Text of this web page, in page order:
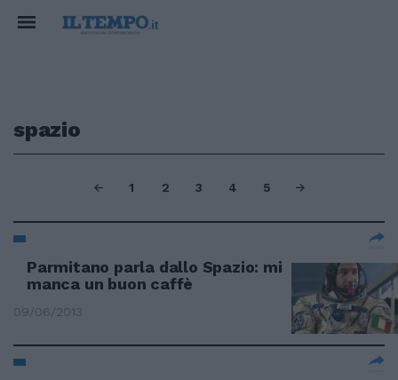
spazio
1 2 3 4 5
Parmitano parla dallo Spazio: mi
manca un buon caffè
09/06/2013